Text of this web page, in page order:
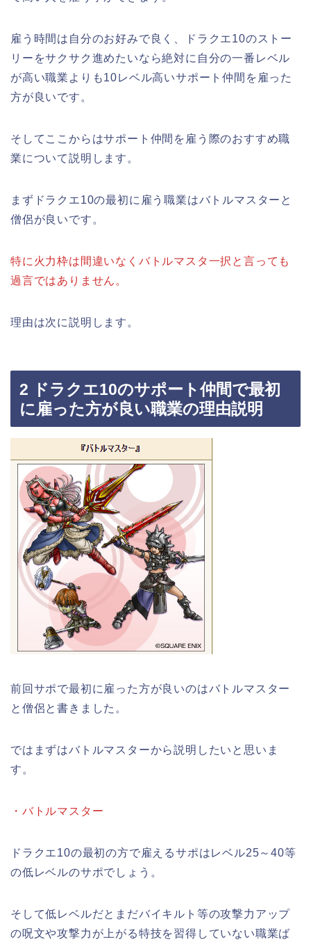
雇う時間は自分のお好みで良く、ドラクエ10のストー
リーをサクサク進めたいなら絶対に自分の一番レベル
が高い職業よりも10レベル高いサポート仲間を雇った
方が良いです。
そしてここからはサポート仲間を雇う際のおすすめ職
業について説明します。
まずドラクエ10の最初に雇う職業はバトルマスターと
僧侶が良いです。
特に火力枠は間違いなくバトルマスタ一択と言っても
過言ではありません。
理由は次に説明します。
2 ドラクエ10のサポート仲間で最初
に雇った方が良い職業の理由説明
前回サポで最初に雇った方が良いのはバトルマスター
と僧侶と書きました。
ではまずはバトルマスターから説明したいと思いま
す。
・バトルマスター
ドラクエ10の最初の方で雇えるサポはレベル25～40等
の低レベルのサポでしょう。
そして低レベルだとまだバイキルト等の攻撃力アップ
の呪文や攻撃力が上がる特技を習得していない職業ば